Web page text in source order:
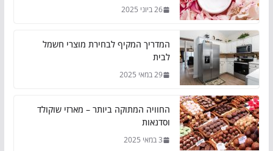
26 ביוני 2025
המדריך המקיף לבחירת מוצרי חשמל
לבית
29 במאי 2025
החוויה המתוקה ביותר – מארזי שוקולד
וסדנאות
3 במאי 2025